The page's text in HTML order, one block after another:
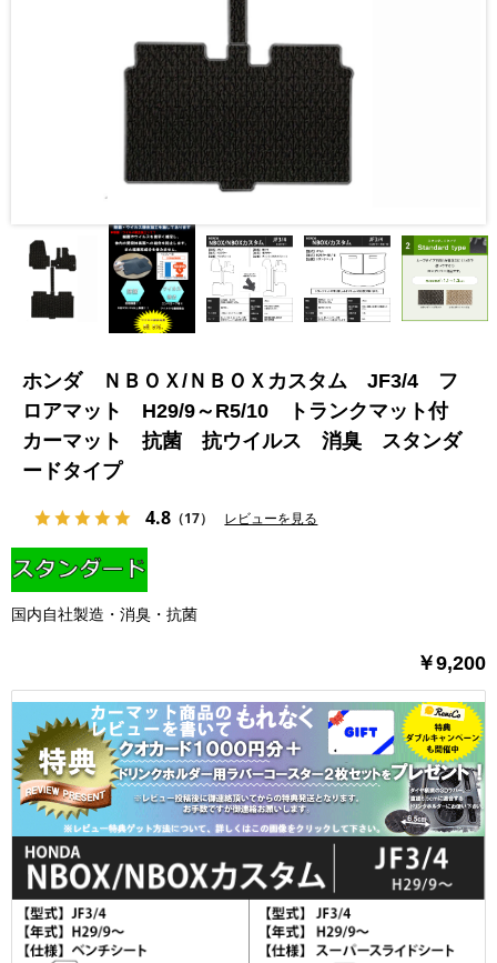
ホンダ ＮＢＯＸ/ＮＢＯＸカスタム JF3/4 フ
ロアマット H29/9～R5/10 トランクマット付
カーマット 抗菌 抗ウイルス 消臭 スタンダ
ードタイプ
4.8 （17） レビューを見る
国内自社製造・消臭・抗菌
￥9,200